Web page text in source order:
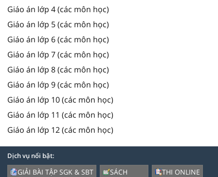
Giáo án lớp 4 (các môn học)
Giáo án lớp 5 (các môn học)
Giáo án lớp 6 (các môn học)
Giáo án lớp 7 (các môn học)
Giáo án lớp 8 (các môn học)
Giáo án lớp 9 (các môn học)
Giáo án lớp 10 (các môn học)
Giáo án lớp 11 (các môn học)
Giáo án lớp 12 (các môn học)
Dịch vụ nổi bật:
GIẢI BÀI TẬP SGK & SBT
SÁCH
THI ONLINE